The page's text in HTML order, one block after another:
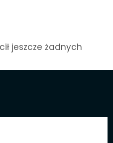
jeszcze żadnych